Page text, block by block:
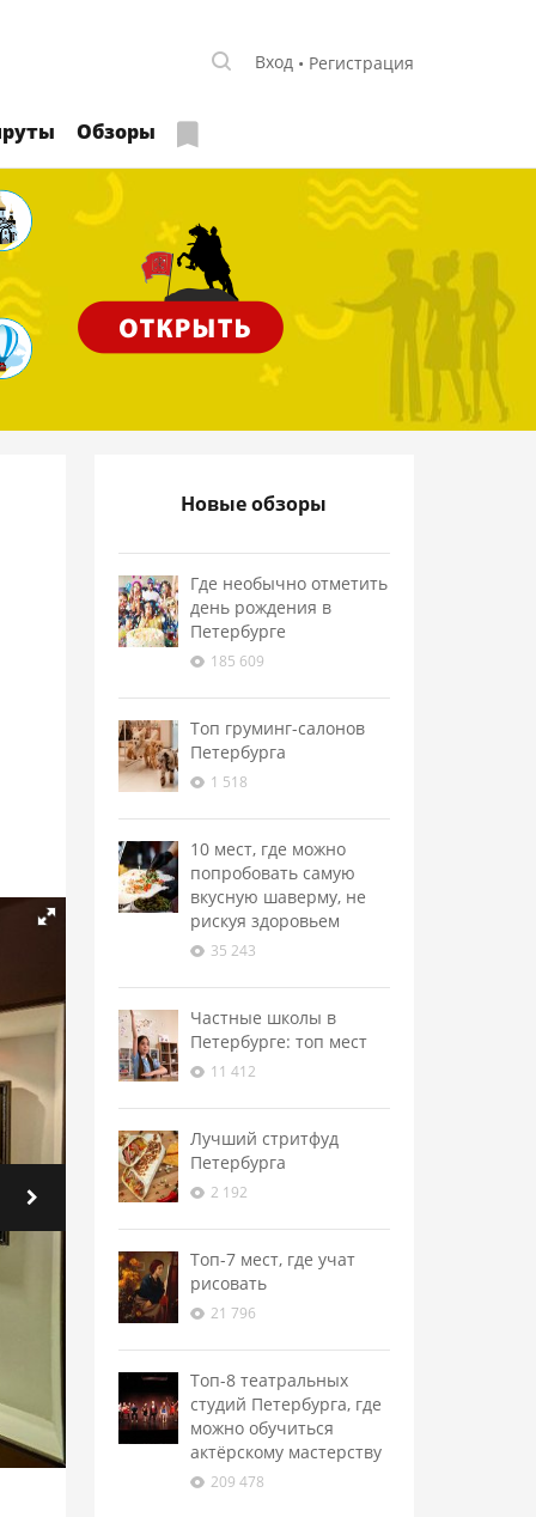
Вход Регистрация
Обзоры
Новые обзоры
Где необычно отметить
день рождения в
Петербурге
185 609
Топ груминг-салонов
Петербурга
1 518
10 мест, где можно
попробовать самую
вкусную шаверму, не
рискуя здоровьем
35 243
Частные школы в
Петербурге: топ мест
11 412
Лучший стритфуд
Петербурга
2 192
Топ-7 мест, где учат
рисовать
21 796
Топ-8 театральных
студий Петербурга, где
можно обучиться
актёрскому мастерству
209 478